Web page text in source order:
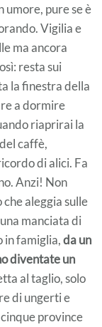
umore, pure se è
Vigilia e
ma ancora
resta sui
la finestra della
a dormire
riaprirai la
caffè,
di alici. Fa
Anzi! Non
aleggia sulle
manciata di
in famiglia,da un
diventate un
al taglio, solo
di ungerti e
province